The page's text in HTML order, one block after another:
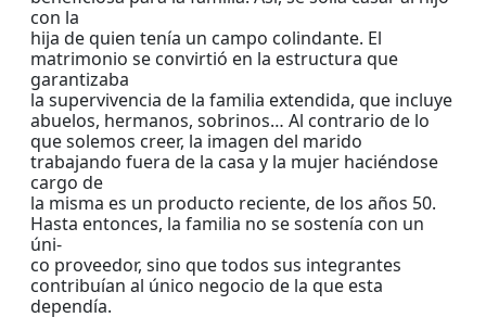
con la
hija de quien tenía un campo colindante. El
matrimonio se convirtió en la estructura que
garantizaba
la supervivencia de la familia extendida, que incluye
abuelos, hermanos, sobrinos… Al contrario de lo
que solemos creer, la imagen del marido
trabajando fuera de la casa y la mujer haciéndose
cargo de
la misma es un producto reciente, de los años 50.
Hasta entonces, la familia no se sostenía con un
úni-
co proveedor, sino que todos sus integrantes
contribuían al único negocio de la que esta
dependía.